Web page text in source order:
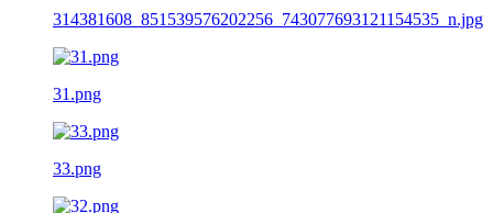
314381608_851539576202256_743077693121154535_n.jpg
31.png
33.png